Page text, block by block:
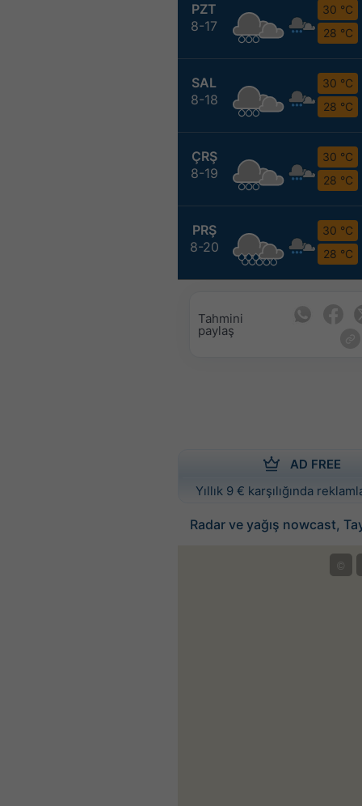
PZT
8-17
30 °C
28 °C
SAL
8-18
30 °C
28 °C
ÇRŞ
8-19
30 °C
28 °C
PRŞ
8-20
30 °C
28 °C
Tahmini
paylaş
AD FREE
Yıllık 9 € karşılığında
Radar ve yağış nowcast,
©